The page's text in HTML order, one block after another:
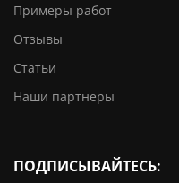
Примеры работ
Отзывы
Статьи
Наши партнеры
ПОДПИСЫВАЙТЕСЬ: